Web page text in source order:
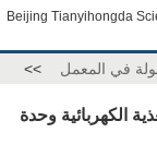
Beijing Tianyihongda
في المعمل >>
الكهربائية وحدة